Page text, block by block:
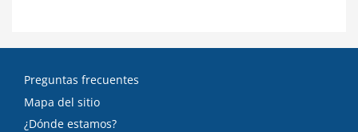
Preguntas frecuentes
Mapa del sitio
¿Dónde estamos?